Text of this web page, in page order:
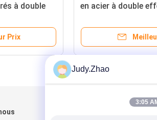
à double
Prix
en acier à double
personnalisées
Judy.Zhao
3:05